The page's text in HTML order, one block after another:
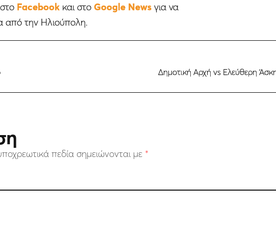
Facebookκαι στο Google Newsγια να
από την Ηλιούπολη.
Δημοτική Αρχή vs Ελεύθερη
πεδία σημειώνονται με *